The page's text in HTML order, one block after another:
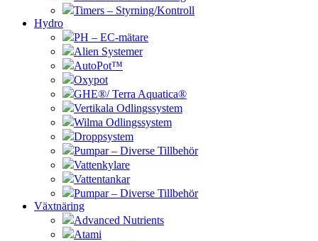
Timers – Styrning/Kontroll
Hydro
PH – EC-mätare
Alien Systemer
AutoPot™
Oxypot
GHE®/ Terra Aquatica®
Vertikala Odlingssystem
Wilma Odlingssystem
Droppsystem
Pumpar – Diverse Tillbehör
Vattenkylare
Vattentankar
Pumpar – Diverse Tillbehör
Växtnäring
Advanced Nutrients
Atami